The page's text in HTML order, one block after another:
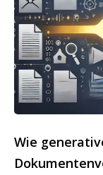
Wie